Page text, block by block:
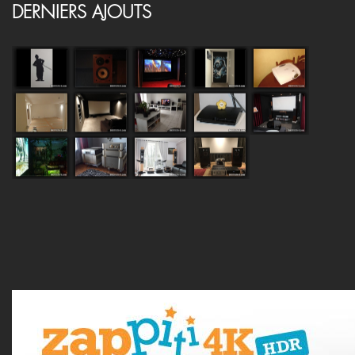
DERNIERS AJOUTS